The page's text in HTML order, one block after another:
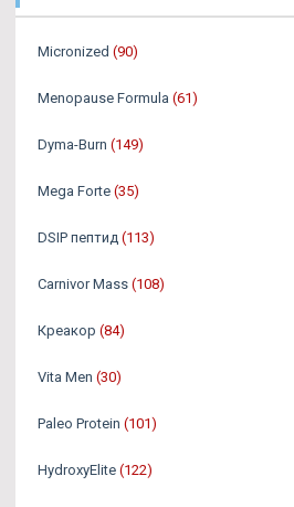
Micronized (90)
Menopause Formula (61)
Dyma-Burn (149)
Mega Forte (35)
DSIP пептид (113)
Carnivor Mass (108)
Креакор (84)
Vita Men (30)
Paleo Protein (101)
HydroxyElite (122)